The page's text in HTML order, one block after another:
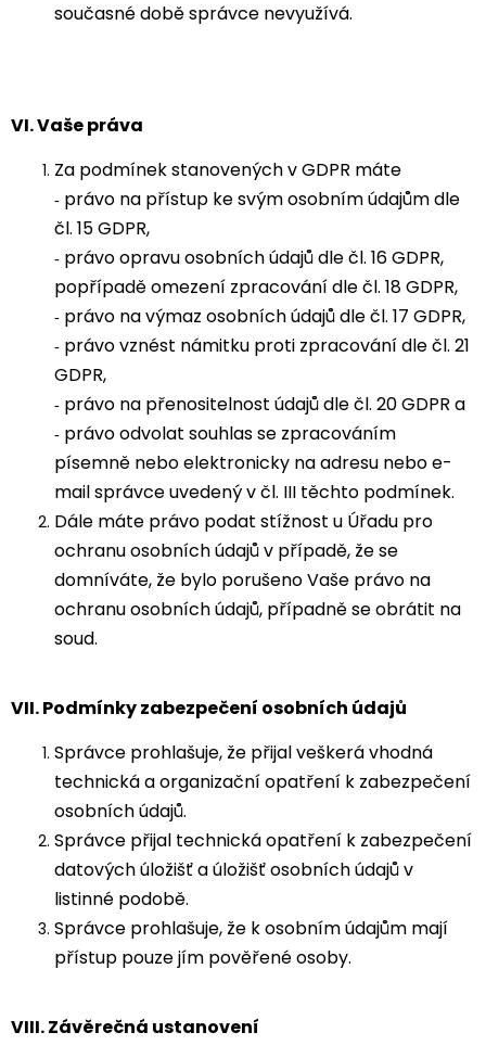
současné době správce nevyužívá.
VI.Vaše práva
Za podmínek stanovených v GDPR máte
- právo na přístup ke svým osobním údajům dle
čl. 15 GDPR,
- právo opravu osobních údajů dle čl. 16 GDPR,
popřípadě omezení zpracování dle čl. 18 GDPR,
- právo na výmaz osobních údajů dle čl. 17 GDPR,
- právo vznést námitku proti zpracování dle čl. 21
GDPR,
- právo na přenositelnost údajů dle čl. 20 GDPR a
- právo odvolat souhlas se zpracováním
písemně nebo elektronicky na adresu nebo e-
mail správce uvedený v čl. III těchto podmínek.
Dále máte právo podat stížnost u Úřadu pro
ochranu osobních údajů v případě, že se
domníváte, že bylo porušeno Vaše právo na
ochranu osobních údajů, případně se obrátit na
soud.
VII.Podmínky zabezpečení osobních údajů
Správce prohlašuje, že přijal veškerá vhodná
technická a organizační opatření k zabezpečení
osobních údajů.
Správce přijal technická opatření k zabezpečení
datových úložišť a úložišť osobních údajů v
listinné podobě.
Správce prohlašuje, že k osobním údajům mají
přístup pouze jím pověřené osoby.
VIII.Závěrečná ustanovení